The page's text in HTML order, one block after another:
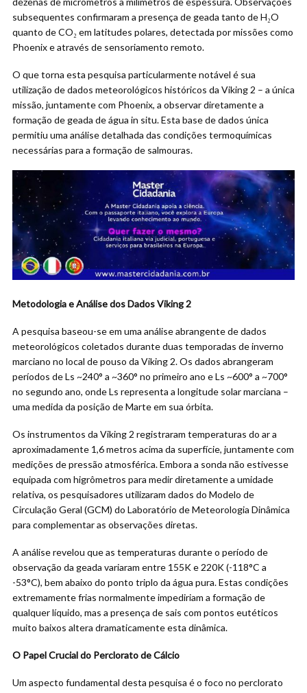
subsequentes confirmaram a presença de geada tanto de H₂O
quanto de CO₂ em latitudes polares, detectada por missões como
Phoenix e através de sensoriamento remoto.
O que torna esta pesquisa particularmente notável é sua
utilização de dados meteorológicos históricos da Viking 2 – a única
missão, juntamente com Phoenix, a observar diretamente a
formação de geada de água in situ. Esta base de dados única
permitiu uma análise detalhada das condições termoquímicas
necessárias para a formação de salmouras.
Metodologia e Análise dos Dados Viking 2
A pesquisa baseou-se em uma análise abrangente de dados
meteorológicos coletados durante duas temporadas de inverno
marciano no local de pouso da Viking 2. Os dados abrangeram
períodos de Ls ~240° a ~360° no primeiro ano e Ls ~600° a ~700°
no segundo ano, onde Ls representa a longitude solar marciana –
uma medida da posição de Marte em sua órbita.
Os instrumentos da Viking 2 registraram temperaturas do ar a
aproximadamente 1,6 metros acima da superfície, juntamente com
medições de pressão atmosférica. Embora a sonda não estivesse
equipada com higrômetros para medir diretamente a umidade
relativa, os pesquisadores utilizaram dados do Modelo de
Circulação Geral (GCM) do Laboratório de Meteorologia Dinâmica
para complementar as observações diretas.
A análise revelou que as temperaturas durante o período de
observação da geada variaram entre 155K e 220K (-118°C a
-53°C), bem abaixo do ponto triplo da água pura. Estas condições
extremamente frias normalmente impediriam a formação de
qualquer líquido, mas a presença de sais com pontos eutéticos
muito baixos altera dramaticamente esta dinâmica.
O Papel Crucial do Perclorato de Cálcio
Um aspecto fundamental desta pesquisa é o foco no perclorato